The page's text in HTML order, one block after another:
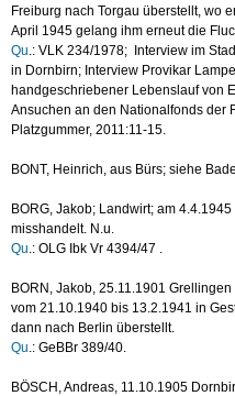
Freiburg nach Torgau überstellt, wo
April 1945 gelang ihm erneut die
Qu .: VLK 234/1978; Interview im
in Dornbirn; Interview Provikar
handgeschriebener Lebenslauf von
Ansuchen an den Nationalfonds der
Platzgummer, 2011:11-15.
BONT, Heinrich, aus Bürs; siehe
BORG, Jakob; Landwirt; am
misshandelt. N.u.
Qu .: OLG Ibk Vr 4394/47 .
BORN, Jakob, 25.11.1901
vom 21.10.1940 bis 13.2.1941 in
dann nach Berlin überstellt.
Qu .: GeBBr 389/40.
BÖSCH, Andreas, 11.10.1905